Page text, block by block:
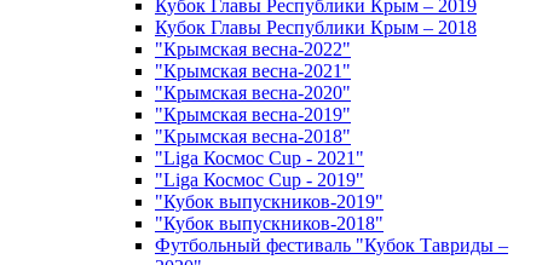
Кубок Главы Республики Крым – 2019
Кубок Главы Республики Крым – 2018
"Крымская весна-2022"
"Крымская весна-2021"
"Крымская весна-2020"
"Крымская весна-2019"
"Крымская весна-2018"
"Liga Космос Cup - 2021"
"Liga Космос Cup - 2019"
"Кубок выпускников-2019"
"Кубок выпускников-2018"
Футбольный фестиваль "Кубок Тавриды –